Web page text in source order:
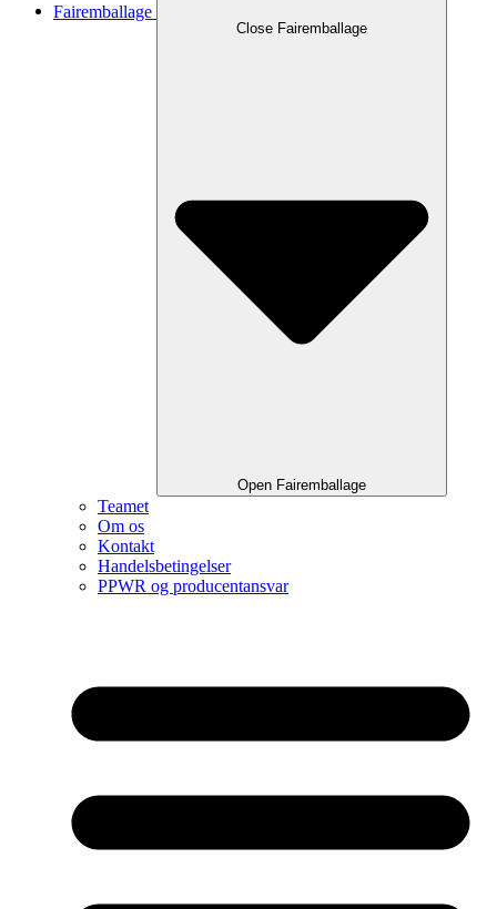
Fairemballage
Close Fairemballage
Open Fairemballage
Teamet
Om os
Kontakt
Handelsbetingelser
PPWR og producentansvar